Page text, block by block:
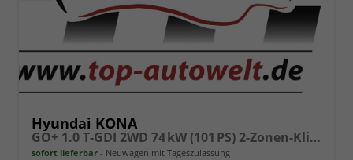
Hyundai KONA
GO+ 1.0 T-GDI 2WD 74 kW (101 PS) 2-Zonen-Klimaautomatik, Sitzheizung, Lenkradheizung, DAB, Android Auto, Apple CarPlay, Navigationssystem, Induktionsladestation, LED-Scheinwerfer, 18 Zoll Leichtmetallfelgen, uvm
sofort lieferbar Neuwagen mit Tageszulassung